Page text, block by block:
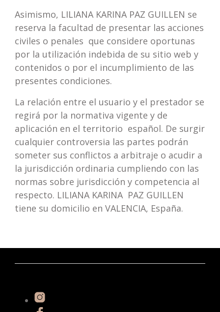
Asimismo, LILIANA KARINA PAZ GUILLEN se
reserva la facultad de presentar las acciones
civiles o penales que considere oportunas
por la utilización indebida de su sitio web y
contenidos o por el incumplimiento de las
presentes condiciones.
La relación entre el usuario y el prestador se
regirá por la normativa vigente y de
aplicación en el territorio español. De surgir
cualquier controversia las partes podrán
someter sus conflictos a arbitraje o acudir a
la jurisdicción ordinaria cumpliendo con las
normas sobre jurisdicción y competencia al
respecto. LILIANA KARINA PAZ GUILLEN
tiene su domicilio en VALENCIA, España.